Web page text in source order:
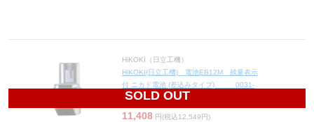
SOLD OUT
HiKOKI（日立工機）
HiKOKI(日立工機) 電池EB12M 残量表示
付 ニカド電池 (差込みタイプ) 0031-
0065
11,408 円(税込12,549円)